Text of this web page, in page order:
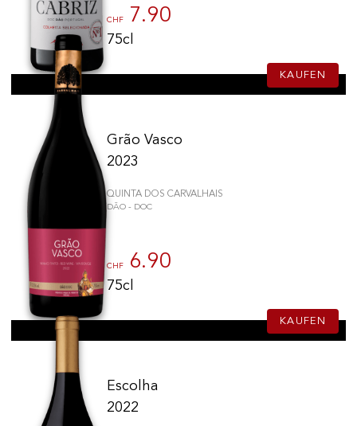
CHF 7.90
75cl
KAUFEN
Grão Vasco
2023
QUINTA DOS CARVALHAIS
DÃO - DOC
CHF 6.90
75cl
KAUFEN
Escolha
2022